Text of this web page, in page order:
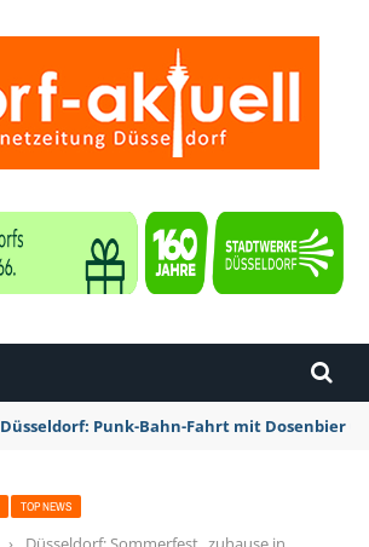
Düsseldorf: Rheinbahn testet Technik zur
TOP NEWS